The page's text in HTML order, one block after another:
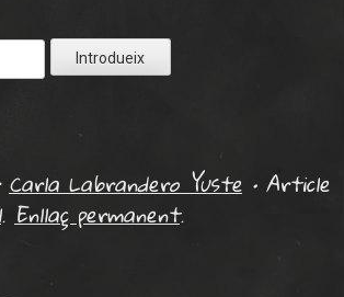
Carla Labrandero Yuste • Article
. Enllaç permanent.